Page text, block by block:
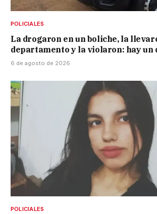
POLICIALES
La drogaron en un boliche, la
departamento y la violaron: hay un
6 de agosto de 2026
POLICIALES